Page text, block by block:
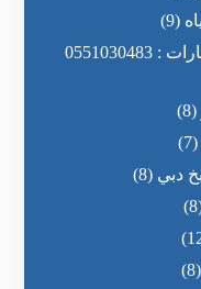
(9)
(8)
(7)
دبي (8)
(8)